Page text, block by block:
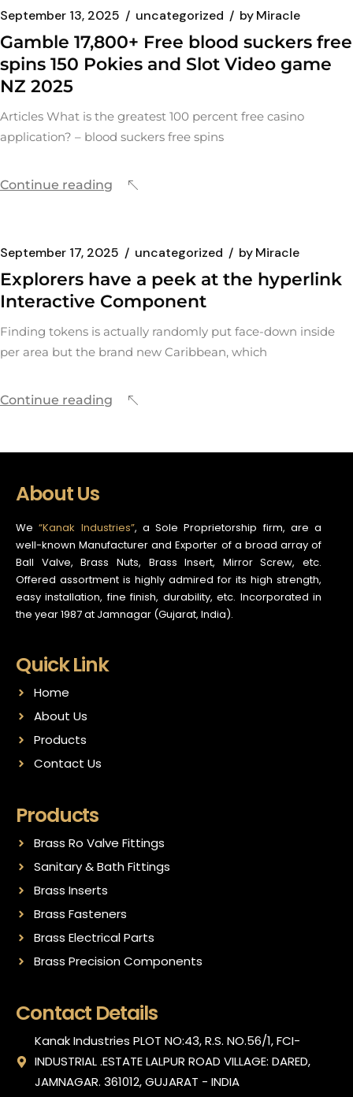
September 13, 2025 uncategorized byMiracle
Gamble 17,800+ Free blood suckers free
spins 150 Pokies and Slot Video game
NZ 2025
Articles What is the greatest 100 percent free casino
application? – blood suckers free spins
Continue reading
September 17, 2025 uncategorized byMiracle
Explorers have a peek at the hyperlink
Interactive Component
Finding tokens is actually randomly put face-down inside
per area but the brand new Caribbean, which
Continue reading
About Us
We“Kanak Industries”, a Sole Proprietorship firm, are a
well-known Manufacturer and Exporter of a broad array of
Ball Valve, Brass Nuts, Brass Insert, Mirror Screw, etc.
Offered assortment is highly admired for its high strength,
easy installation, fine finish, durability, etc. Incorporated in
the year 1987 at Jamnagar (Gujarat, India).
Quick Link
Home
About Us
Products
Contact Us
Products
Brass Ro Valve Fittings
Sanitary & Bath Fittings
Brass Inserts
Brass Fasteners
Brass Electrical Parts
Brass Precision Components
Contact Details
Kanak Industries PLOT NO:43, R.S. NO.56/1, FCI-
INDUSTRIAL .ESTATE LALPUR ROAD VILLAGE: DARED,
JAMNAGAR. 361012, GUJARAT - INDIA